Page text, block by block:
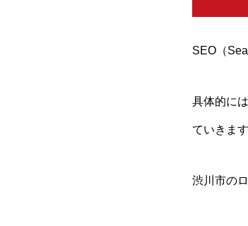
SEO（
具体的に
ていきます
渋川市の